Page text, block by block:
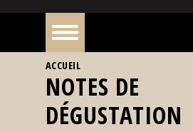
À
la
une
VOUS ÊTES ICI
ACCUEIL
NOTES DE
DÉGUSTATION